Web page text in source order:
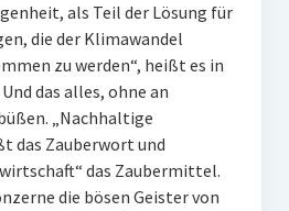
als Teil der Lösung für
die der Klimawandel
zu werden“, heißt es in
das alles, ohne an
„Nachhaltige
das Zauberwort und
das Zaubermittel.
die bösen Geister von